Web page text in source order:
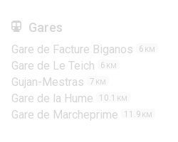
Gares
Gare de Facture Biganos 6 KM
Gare de Le Teich 6 KM
Gujan-Mestras 7 KM
Gare de la Hume 10.1 KM
Gare de Marcheprime 11.9 KM